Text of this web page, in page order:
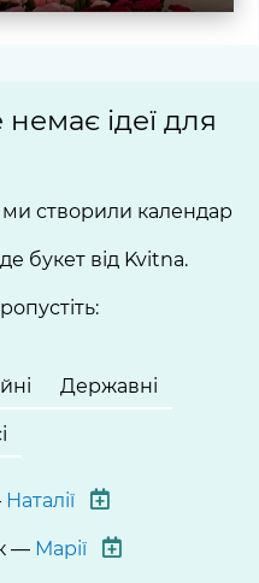
ідеї для
створили календар
букет від Kvitna.
Державні
Наталії
— Марії